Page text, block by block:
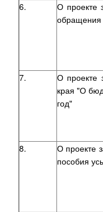
6.
О проекте
обращения
7.
О проекте
края "О
год"
8.
О проекте
пособия